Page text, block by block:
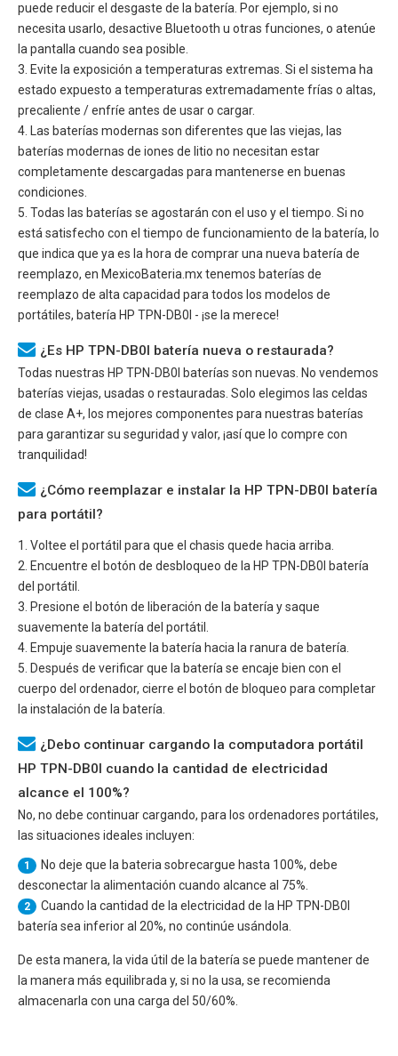
puede reducir el desgaste de la batería. Por ejemplo, si no
necesita usarlo, desactive Bluetooth u otras funciones, o atenúe
la pantalla cuando sea posible.
3. Evite la exposición a temperaturas extremas. Si el sistema ha
estado expuesto a temperaturas extremadamente frías o altas,
precaliente / enfríe antes de usar o cargar.
4. Las baterías modernas son diferentes que las viejas, las
baterías modernas de iones de litio no necesitan estar
completamente descargadas para mantenerse en buenas
condiciones.
5. Todas las baterías se agostarán con el uso y el tiempo. Si no
está satisfecho con el tiempo de funcionamiento de la batería, lo
que indica que ya es la hora de comprar una nueva batería de
reemplazo, en MexicoBateria.mx tenemos baterías de
reemplazo de alta capacidad para todos los modelos de
portátiles, batería HP TPN-DB0I - ¡se la merece!
¿Es HP TPN-DB0I batería nueva o restaurada?
Todas nuestras HP TPN-DB0I baterías son nuevas. No vendemos
baterías viejas, usadas o restauradas. Solo elegimos las celdas
de clase A+, los mejores componentes para nuestras baterías
para garantizar su seguridad y valor, ¡así que lo compre con
tranquilidad!
¿Cómo reemplazar e instalar la HP TPN-DB0I batería
para portátil?
1. Voltee el portátil para que el chasis quede hacia arriba.
2. Encuentre el botón de desbloqueo de la HP TPN-DB0I batería
del portátil.
3. Presione el botón de liberación de la batería y saque
suavemente la batería del portátil.
4. Empuje suavemente la batería hacia la ranura de batería.
5. Después de verificar que la batería se encaje bien con el
cuerpo del ordenador, cierre el botón de bloqueo para completar
la instalación de la batería.
¿Debo continuar cargando la computadora portátil
HP TPN-DB0I cuando la cantidad de electricidad
alcance el 100%?
No, no debe continuar cargando, para los ordenadores portátiles,
las situaciones ideales incluyen:
1
No deje que la bateria sobrecargue hasta 100%, debe
desconectar la alimentación cuando alcance al 75%.
2 Cuando la cantidad de la electricidad de la HP TPN-DB0I
batería sea inferior al 20%, no continúe usándola.
De esta manera, la vida útil de la batería se puede mantener de
la manera más equilibrada y, si no la usa, se recomienda
almacenarla con una carga del 50/60%.